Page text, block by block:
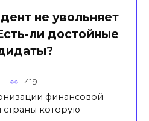
не увольняет
ли достойные
419
финансовой
которую